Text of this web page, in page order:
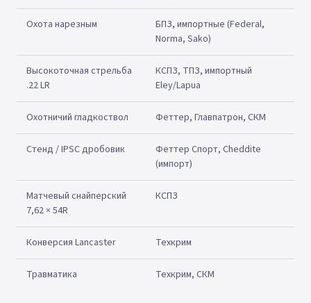
Охота нарезным
БПЗ, импортные (Federal,
Norma, Sako)
Высокоточная стрельба
.22 LR
КСПЗ, ТПЗ, импортный
Eley/Lapua
Охотничий гладкоствол Феттер, Главпатрон, СКМ
Стенд / IPSC дробовик
Феттер Спорт, Cheddite
(импорт)
Матчевый снайперский
7,62 × 54R
КСПЗ
Конверсия Lancaster Техкрим
Травматика Техкрим, СКМ